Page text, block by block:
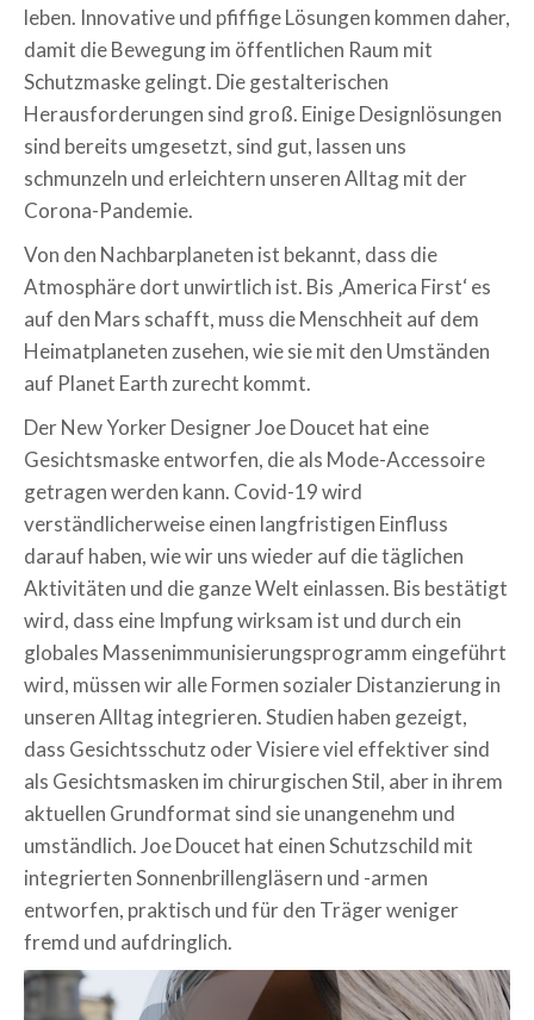
leben. Innovative und pfiffige Lösungen kommen daher,
damit die Bewegung im öffentlichen Raum mit
Schutzmaske gelingt. Die gestalterischen
Herausforderungen sind groß. Einige Designlösungen
sind bereits umgesetzt, sind gut, lassen uns
schmunzeln und erleichtern unseren Alltag mit der
Corona-Pandemie.
Von den Nachbarplaneten ist bekannt, dass die
Atmosphäre dort unwirtlich ist. Bis ‚America First‘ es
auf den Mars schafft, muss die Menschheit auf dem
Heimatplaneten zusehen, wie sie mit den Umständen
auf Planet Earth zurecht kommt.
Der New Yorker Designer Joe Doucet hat eine
Gesichtsmaske entworfen, die als Mode-Accessoire
getragen werden kann. Covid-19 wird
verständlicherweise einen langfristigen Einfluss
darauf haben, wie wir uns wieder auf die täglichen
Aktivitäten und die ganze Welt einlassen. Bis bestätigt
wird, dass eine Impfung wirksam ist und durch ein
globales Massenimmunisierungsprogramm eingeführt
wird, müssen wir alle Formen sozialer Distanzierung in
unseren Alltag integrieren. Studien haben gezeigt,
dass Gesichtsschutz oder Visiere viel effektiver sind
als Gesichtsmasken im chirurgischen Stil, aber in ihrem
aktuellen Grundformat sind sie unangenehm und
umständlich. Joe Doucet hat einen Schutzschild mit
integrierten Sonnenbrillengläsern und -armen
entworfen, praktisch und für den Träger weniger
fremd und aufdringlich.